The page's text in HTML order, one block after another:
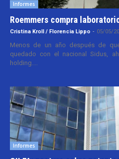
Informes
Roemmers compra
Cristina Kroll / Florencia Lippo - 05/05/
Menos de un año después de
quedado con el nacional Sidus,
holding....
Informes